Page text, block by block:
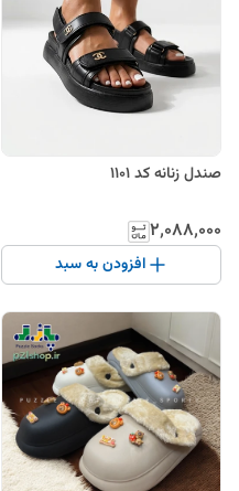
صندل زنانه کد ۱۱۰۱
۲٬۰۸۸٬۰۰۰
افزودن به سبد